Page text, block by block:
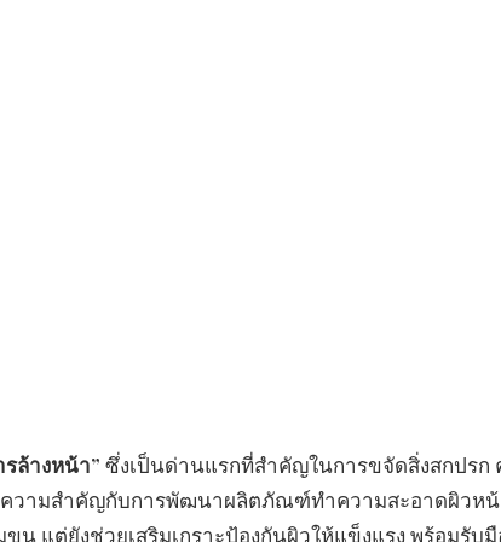
รล้างหน้า” ซึ่งเป็นด่านแรกที่สำคัญในการขจัดสิ่งสกปรก
ความสำคัญกับการพัฒนาผลิตภัณฑ์ทำความสะอาดผิวห
แต่ยังช่วยเสริมเกราะป้องกันผิวให้แข็งแรง พร้อมรับ